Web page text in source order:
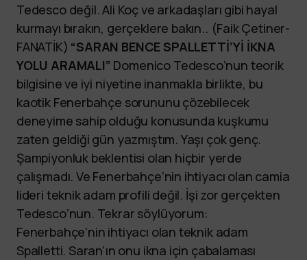
Tedesco değil. Ali Koç ve arkadaşları gibi hayal
kurmayı bırakın, gerçeklere bakın.. (Faik Çetiner-
FANATİK) “SARAN BENCE SPALLETTİ’Yİ İKNA
YOLU ARAMALI” Domenico Tedesco’nun teorik
bilgisine ve iyi niyetine inanmakla birlikte, bu
kaotik Fenerbahçe sorununu çözebilecek
deneyime sahip olduğu konusunda kuşkumu
zaten geldiği gün yazmıştım. Yaşı çok genç.
Şampiyonluk beklentisi olan hiçbir yerde
çalışmadı. Ve Fenerbahçe’nin ihtiyacı olan camia
lideri teknik adam profili değil. İşi zor gerçekten
Tedesco’nun. Tekrar söylüyorum:
Fenerbahçe’nin ihtiyacı olan teknik adam
Spalletti. Saran’ın onu ikna için çabalaması